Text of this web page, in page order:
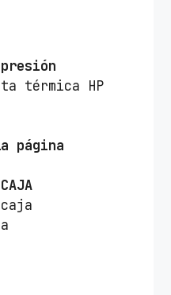
térmica HP
página